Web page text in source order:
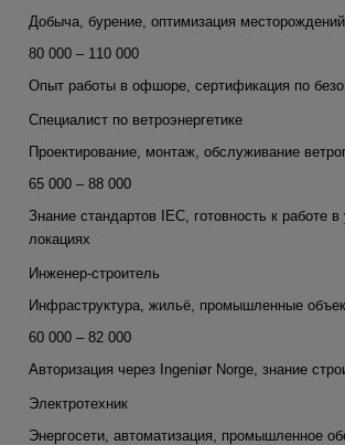
Добыча, бурение, оптимизация месторождений
80 000 – 110 000
Опыт работы в офшоре, сертификация по
Специалист по ветроэнергетике
Проектирование, монтаж, обслуживание
65 000 – 88 000
Знание стандартов IEC, готовность к работе
локациях
Инженер-строитель
Инфраструктура, жильё, промышленные
60 000 – 82 000
Авторизация через Ingeniør Norge, знание
Электротехник
Энергосети, автоматизация, промышленное